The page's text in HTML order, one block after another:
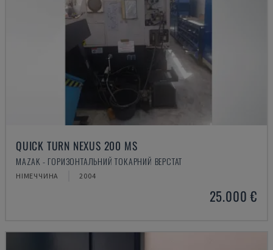
QUICK TURN NEXUS 200 MS
MAZAK - ГОРИЗОНТАЛЬНИЙ ТОКАРНИЙ ВЕРСТАТ
НІМЕЧЧИНА 2004
25.000 €